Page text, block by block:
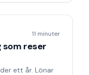
11 minuter
som reser
ett år. Lönar